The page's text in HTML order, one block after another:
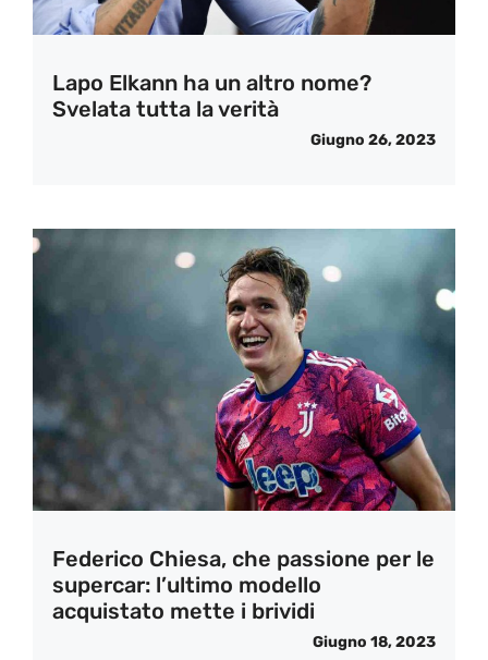
Lapo Elkann ha un altro nome?
Svelata tutta la verità
Giugno 26, 2023
Federico Chiesa, che passione per le
supercar: l’ultimo modello
acquistato mette i brividi
Giugno 18, 2023